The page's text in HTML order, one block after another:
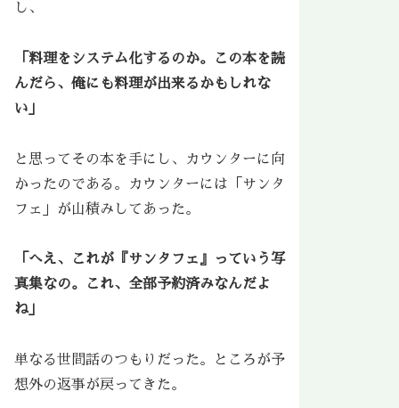
し、
「料理をシステム化するのか。この本を読
んだら、俺にも料理が出来るかもしれな
い」
と思ってその本を手にし、カウンターに向
かったのである。カウンターには「サンタ
フェ」が山積みしてあった。
「へえ、これが『サンタフェ』っていう写
真集なの。これ、全部予約済みなんだよ
ね」
単なる世間話のつもりだった。ところが予
想外の返事が戻ってきた。